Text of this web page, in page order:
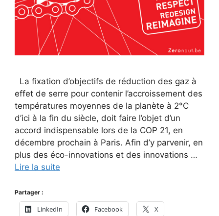
La fixation d’objectifs de réduction des gaz à
effet de serre pour contenir l’accroissement des
températures moyennes de la planète à 2°C
d’ici à la fin du siècle, doit faire l’objet d’un
accord indispensable lors de la COP 21, en
décembre prochain à Paris. Afin d’y parvenir, en
plus des éco-innovations et des innovations …
Lire la suite
Partager :
LinkedIn Facebook X